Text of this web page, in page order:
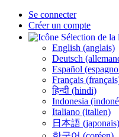
Se connecter
Créer un compte
English (anglais)
Deutsch
Español
Français
हिन्दी (hindi)
Indonesia
Italiano (italien)
日本語 (japonais)